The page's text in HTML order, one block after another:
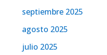
septiembre 2025
agosto 2025
julio 2025